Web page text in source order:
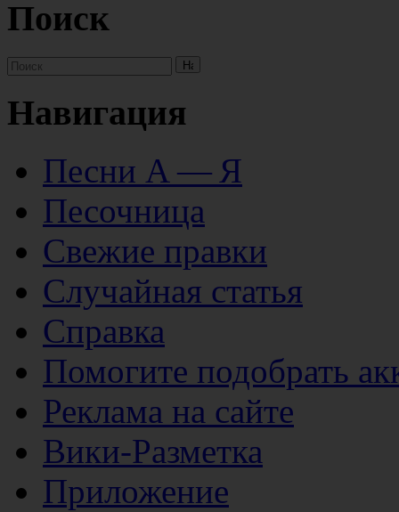
Поиск
Навигация
Песни А — Я
Песочница
Свежие правки
Случайная статья
Справка
Помогите подобрать
Реклама на сайте
Вики-Разметка
Приложение